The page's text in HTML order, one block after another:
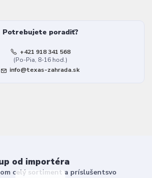
Potrebujete poradiť?
+421 918 341 568
(Po-Pia, 8-16 hod.)
info@texas-zahrada.sk
od importéra
celý sortiment a príslušentsvo